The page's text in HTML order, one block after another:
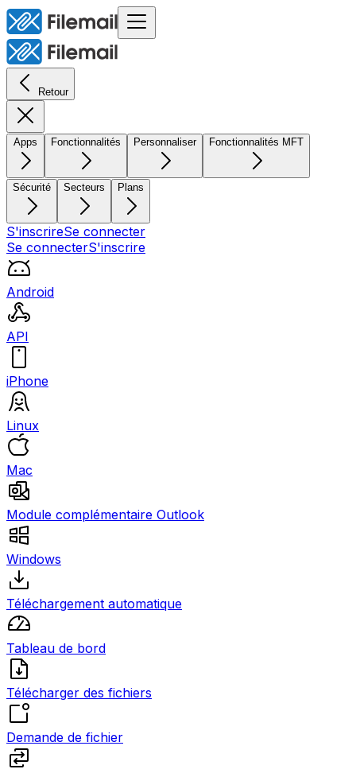
Retour
Apps Fonctionnalités Personnaliser Fonctionnalités MFT
Sécurité Secteurs Plans
S'inscrireSe connecter
Se connecterS'inscrire
Android
API
iPhone
Linux
Mac
Module complémentaire Outlook
Windows
Téléchargement automatique
Tableau de bord
Télécharger des fichiers
Demande de fichier